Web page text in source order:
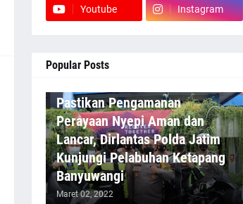
Youtube Instagram
Popular Posts
Pastikan Pengamanan
Perayaan Nyepi Aman dan
Lancar, Dirlantas Polda Jatim
Kunjungi Pelabuhan Ketapang
Banyuwangi
Maret 02, 2022